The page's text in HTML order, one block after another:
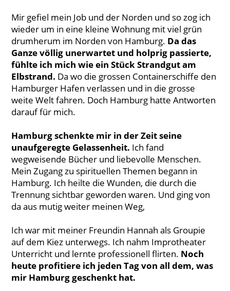
Mir gefiel mein Job und der Norden und so zog ich
wieder um in eine kleine Wohnung mit viel grün
drumherum im Norden von Hamburg. Da das
Ganze völlig unerwartet und holprig passierte,
fühlte ich mich wie ein Stück Strandgut am
Elbstrand. Da wo die grossen Containerschiffe den
Hamburger Hafen verlassen und in die grosse
weite Welt fahren. Doch Hamburg hatte Antworten
darauf für mich.
Hamburg schenkte mir in der Zeit seine
unaufgeregte Gelassenheit. Ich fand
wegweisende Bücher und liebevolle Menschen.
Mein Zugang zu spirituellen Themen begann in
Hamburg. Ich heilte die Wunden, die durch die
Trennung sichtbar geworden waren. Und ging von
da aus mutig weiter meinen Weg,
Ich war mit meiner Freundin Hannah als Groupie
auf dem Kiez unterwegs. Ich nahm Improtheater
Unterricht und lernte professionell flirten. Noch
heute profitiere ich jeden Tag von all dem, was
mir Hamburg geschenkt hat.